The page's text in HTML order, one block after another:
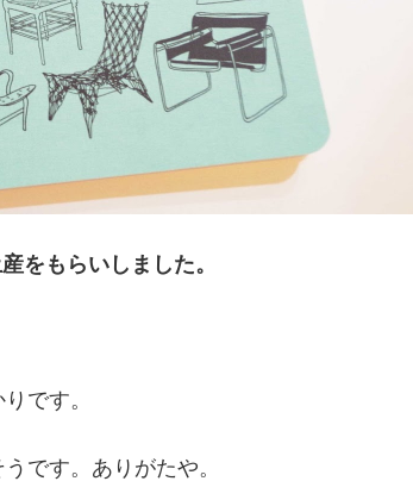
をもらいしました。
です。
です。ありがたや。